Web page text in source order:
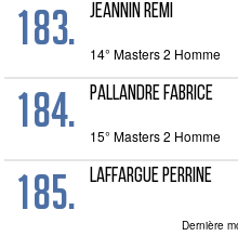
183. JEANNIN REMI
14° Masters 2 Homme
184. PALLANDRE FABRICE
15° Masters 2 Homme
185. LAFFARGUE PERRINE
13° Masters 0 Femme
Dernière